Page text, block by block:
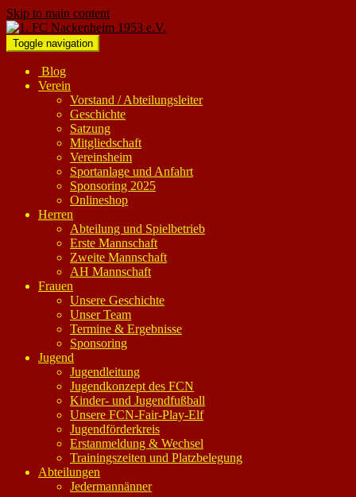
Skip to main content
Toggle navigation
Blog
Verein
Vorstand / Abteilungsleiter
Geschichte
Satzung
Mitgliedschaft
Vereinsheim
Sportanlage und Anfahrt
Sponsoring 2025
Onlineshop
Herren
Abteilung und Spielbetrieb
Erste Mannschaft
Zweite Mannschaft
AH Mannschaft
Frauen
Unsere Geschichte
Unser Team
Termine & Ergebnisse
Sponsoring
Jugend
Jugendleitung
Jugendkonzept des FCN
Kinder- und Jugendfußball
Unsere FCN-Fair-Play-Elf
Jugendförderkreis
Erstanmeldung & Wechsel
Trainingszeiten und Platzbelegung
Abteilungen
Jedermannänner